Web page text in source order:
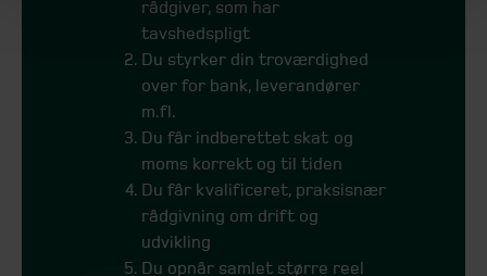
rådgiver, som har
tavshedspligt
Du styrker din troværdighed
over for bank, leverandører
m.fl.
Du får indberettet skat og
moms korrekt og til tiden
Du får kvalificeret, praksisnær
rådgivning om drift og
udvikling
Du opnår samlet større reel